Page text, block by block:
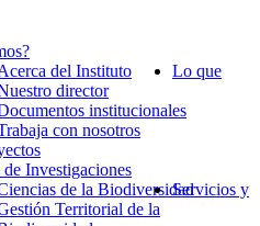
del Instituto
director
institucionales
con nosotros
Lo que
Investigaciones
de la Biodiversidad
Territorial de la
Servicios y